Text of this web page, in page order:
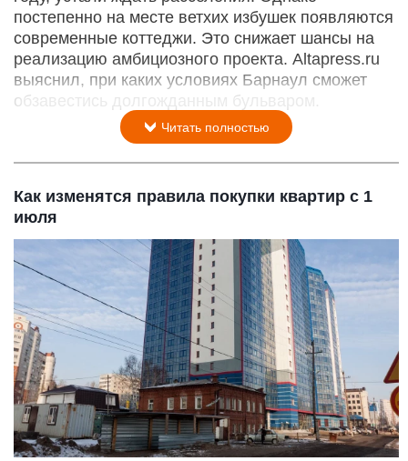
постепенно на месте ветхих избушек появляются
современные коттеджи. Это снижает шансы на
реализацию амбициозного проекта. Altapress.ru
выяснил, при каких условиях Барнаул сможет
обзавестись долгожданным бульваром.
Читать полностью
Как изменятся правила покупки квартир с 1
июля